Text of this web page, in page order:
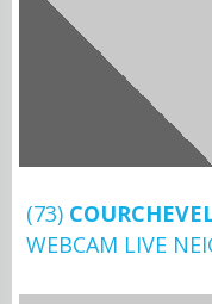
(73) COURCHEVEL -
WEBCAM LIVE